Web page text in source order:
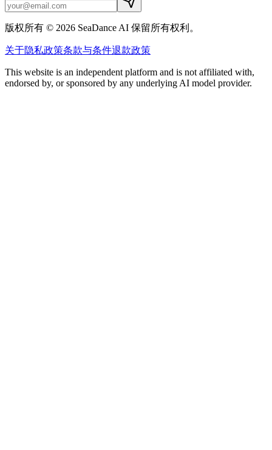
版权所有 © 2026 SeaDance AI 保留所有权利。
关于隐私政策条款与条件退款政策
This website is an independent platform and is not affiliated with,
endorsed by, or sponsored by any underlying AI model provider.